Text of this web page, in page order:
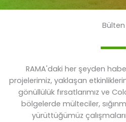
Bülten
RAMA'daki her şeyden
projelerimiz, yaklaşan
gönüllülük fırsatlarımız ve
bölgelerde mülteciler,
yürüttüğümüz